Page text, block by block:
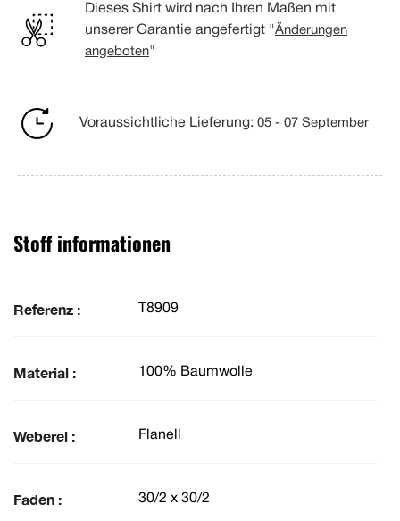
Dieses Shirt wird nach Ihren Maßen mit
unserer Garantie angefertigt "Änderungen
angeboten"
Voraussichtliche Lieferung: 05 - 07 September
Stoff informationen
Referenz : T8909
Material : 100% Baumwolle
Weberei : Flanell
Faden : 30/2 x 30/2